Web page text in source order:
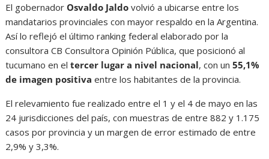
El gobernador Osvaldo Jaldovolvió a ubicarse entre los
mandatarios provinciales con mayor respaldo en la Argentina.
Así lo reflejó el último ranking federal elaborado por la
consultora CB Consultora Opinión Pública, que posicionó al
tucumano en eltercer lugar a nivel nacional, con un55,1%
de imagen positiva entre los habitantes de la provincia.
El relevamiento fue realizado entre el 1 y el 4 de mayo en las
24 jurisdicciones del país, con muestras de entre 882 y 1.175
casos por provincia y un margen de error estimado de entre
2,9% y 3,3%.